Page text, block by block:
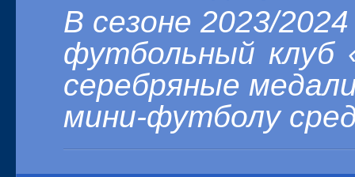
В сезоне 2023/
футбольный клуб
серебряные
мини-футболу